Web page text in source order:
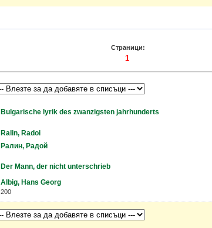
Страници:
1
Bulgarische lyrik des zwanzigsten jahrhunderts
Ralin, Radoi
Ралин, Радой
Der Mann, der nicht unterschrieb
Albig, Hans Georg
200